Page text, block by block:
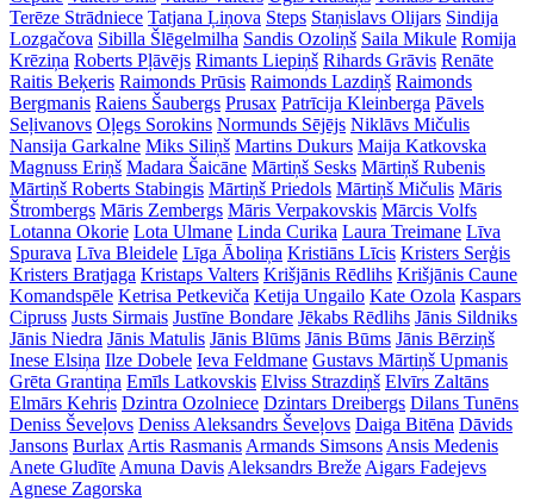
Terēze Strādniece Tatjana Ļiņova Steps Staņislavs Olijars Sindija
Lozgačova Sibilla Šlēgelmilha Sandis Ozoliņš Saila Mikule Romija
Krēziņa Roberts Pļāvējs Rimants Liepiņš Rihards Grāvis Renāte
Raitis Beķeris Raimonds Prūsis Raimonds Lazdiņš Raimonds
Bergmanis Raiens Šaubergs Prusax Patrīcija Kleinberga Pāvels
Seļivanovs Oļegs Sorokins Normunds Sējējs Niklāvs Mičulis
Nansija Garkalne Miks Siliņš Martins Dukurs Maija Katkovska
Magnuss Eriņš Madara Šaicāne Mārtiņš Sesks Mārtiņš Rubenis
Mārtiņš Roberts Stabingis Mārtiņš Priedols Mārtiņš Mičulis Māris
Štrombergs Māris Zembergs Māris Verpakovskis Mārcis Volfs
Lotanna Okorie Lota Ulmane Linda Curika Laura Treimane Līva
Spurava Līva Bleidele Līga Āboliņa Kristiāns Līcis Kristers Serģis
Kristers Bratjaga Kristaps Valters Krišjānis Rēdlihs Krišjānis Caune
Komandspēle Ketrisa Petkeviča Ketija Ungailo Kate Ozola Kaspars
Cipruss Justs Sirmais Justīne Bondare Jēkabs Rēdlihs Jānis Sildniks
Jānis Niedra Jānis Matulis Jānis Blūms Jānis Būms Jānis Bērziņš
Inese Elsiņa Ilze Dobele Ieva Feldmane Gustavs Mārtiņš Upmanis
Grēta Grantiņa Emīls Latkovskis Elviss Strazdiņš Elvīrs Zaltāns
Elmārs Kehris Dzintra Ozolniece Dzintars Dreibergs Dilans Tunēns
Deniss Ševeļovs Deniss Aleksandrs Ševeļovs Daiga Bitēna Dāvids
Jansons Burlax Artis Rasmanis Armands Simsons Ansis Medenis
Anete Gludīte Amuna Davis Aleksandrs Breže Aigars Fadejevs
Agnese Zagorska